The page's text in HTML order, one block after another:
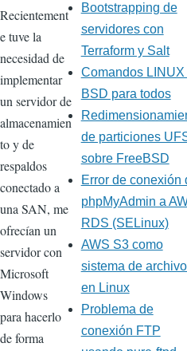
Recientement
e tuve la
necesidad de
implementar
un servidor de
almacenamien
to y de
respaldos
conectado a
una SAN, me
ofrecían un
servidor con
Microsoft
Windows
para hacerlo
de forma
Bootstrapping de
servidores con
Terraform y Salt
Comandos LINUX
BSD para todos
de particiones
sobre FreeBSD
Error de conexión
phpMyAdmin a
RDS (SELinux)
AWS S3 como
sistema de
en Linux
Problema de
conexión FTP